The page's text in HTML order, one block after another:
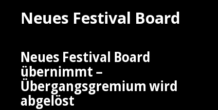
Neues Festival Board
Neues Festival Board
übernimmt –
Übergangsgremium wird
abgelöst